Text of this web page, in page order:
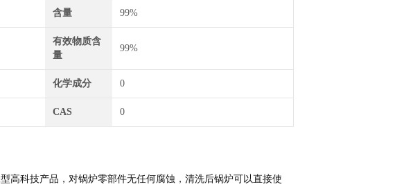
含量 99%
有效物质含
量
99%
化学成分 0
CAS 0
高科技产品，对锅炉零部件无任何腐蚀，清洗后锅炉可以直接使